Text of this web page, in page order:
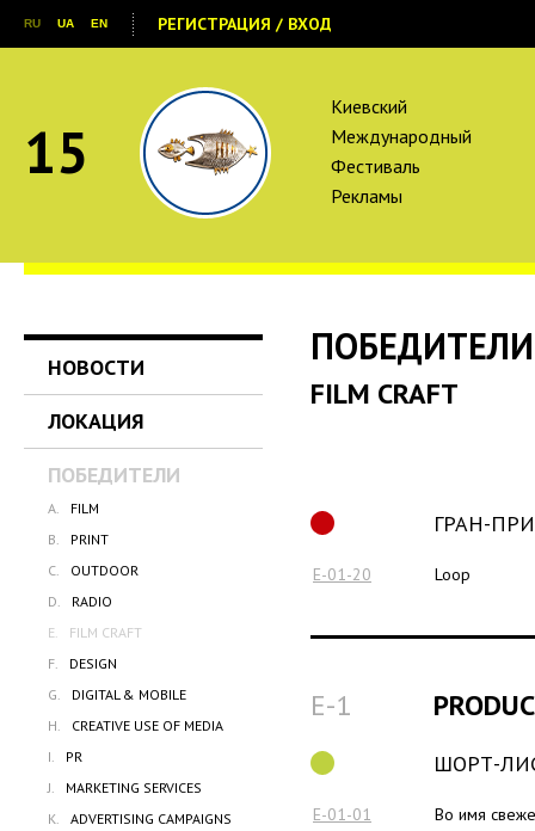
RU UA EN РЕГИСТРАЦИЯ / ВХОД
15
Киевский
Международный
Фестиваль
Рекламы
НОВОСТИ
ЛОКАЦИЯ
ПОБЕДИТЕЛИ
A.
FILM
B.
PRINT
C.
OUTDOOR
D.
RADIO
E.
FILM CRAFT
F.
DESIGN
G.
DIGITAL & MOBILE
H.
CREATIVE USE OF MEDIA
I.
PR
J.
MARKETING SERVICES
K.
ADVERTISING CAMPAIGNS
ПОБЕДИТЕЛИ
FILM CRAFT
ГРАН-
E-01-20 Loop
E-1
ШОРТ-
E-01-01 Во имя